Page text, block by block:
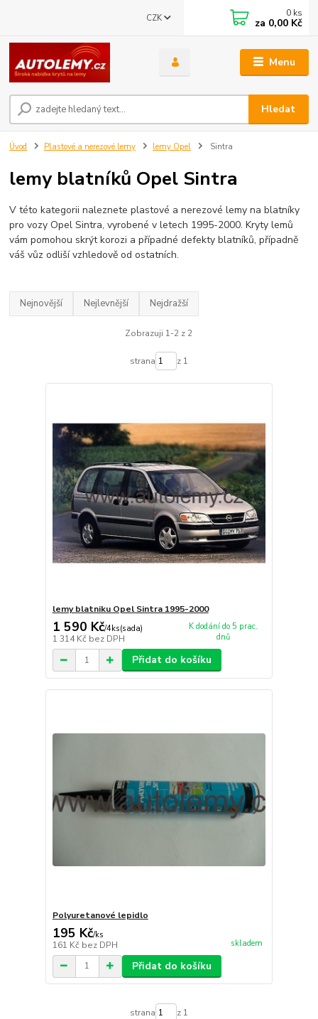
Menu
CZK
Hledat
0 ks
za 0,00 Kč
Úvod Plastové a nerezové lemy lemy Opel Sintra
lemy blatníků Opel Sintra
V této kategorii naleznete plastové a nerezové lemy na blatníky
pro vozy Opel Sintra, vyrobené v letech 1995-2000. Kryty lemů
vám pomohou skrýt korozi a případné defekty blatníků, případně
váš vůz odliší vzhledově od ostatních.
Nejnovější Nejlevnější Nejdražší
Zobrazuji 1-2 z 2
strana z 1
lemy blatniku Opel Sintra 1995-2000
1 590 Kč/4ks(sada)
1 314 Kč bez DPH
K dodání do 5 prac.
dnů
Přidat do košíku
Polyuretanové lepidlo
195 Kč/ks
161 Kč bez DPH skladem
Přidat do košíku
strana z 1